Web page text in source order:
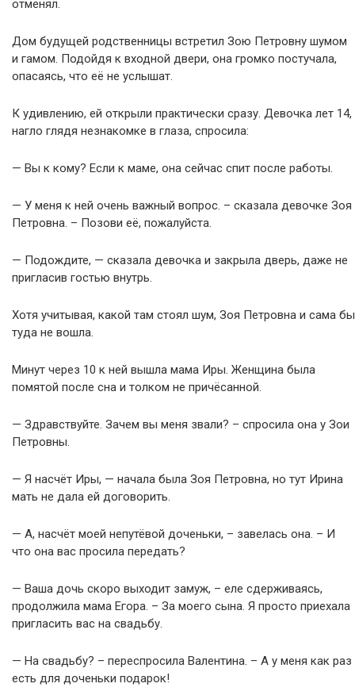
отменял.
Дом будущей родственницы встретил Зою Петровну шумом
и гамом. Подойдя к входной двери, она громко постучала,
опасаясь, что её не услышат.
К удивлению, ей открыли практически сразу. Девочка лет 14,
нагло глядя незнакомке в глаза, спросила:
— Вы к кому? Если к маме, она сейчас спит после работы.
— У меня к ней очень важный вопрос. – сказала девочке Зоя
Петровна. – Позови её, пожалуйста.
— Подождите, — сказала девочка и закрыла дверь, даже не
пригласив гостью внутрь.
Хотя учитывая, какой там стоял шум, Зоя Петровна и сама бы
туда не вошла.
Минут через 10 к ней вышла мама Иры. Женщина была
помятой после сна и толком не причёсанной.
— Здравствуйте. Зачем вы меня звали? – спросила она у Зои
Петровны.
— Я насчёт Иры, — начала была Зоя Петровна, но тут Ирина
мать не дала ей договорить.
— А, насчёт моей непутёвой доченьки, – завелась она. – И
что она вас просила передать?
— Ваша дочь скоро выходит замуж, – еле сдерживаясь,
продолжила мама Егора. – За моего сына. Я просто приехала
пригласить вас на свадьбу.
— На свадьбу? – переспросила Валентина. – А у меня как раз
есть для доченьки подарок!